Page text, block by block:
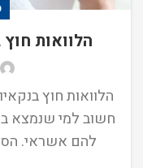
הלוואות
הלוואות חוץ
חשוב למי שנמצא
להם אשראי.